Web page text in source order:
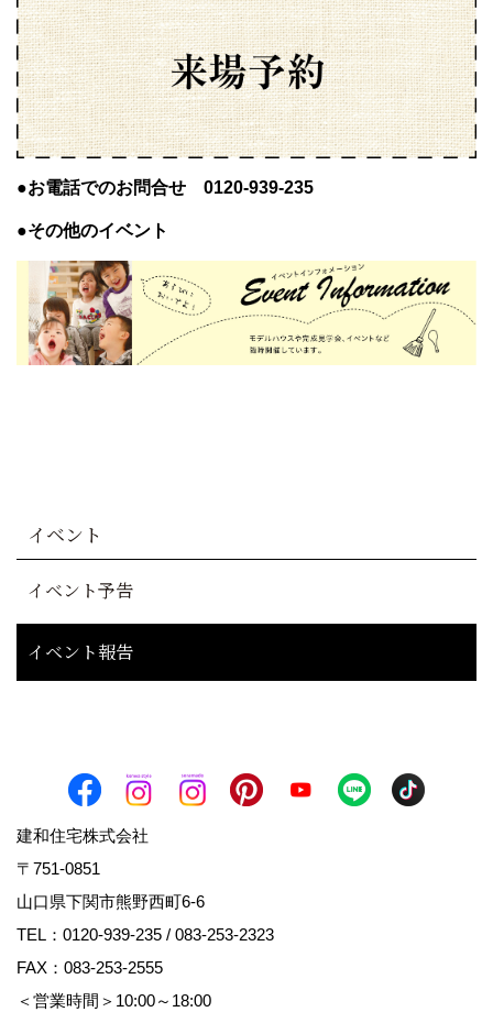
●お電話でのお問合せ 0120-939-235
●その他のイベント
イベント
イベント予告
イベント報告
建和住宅株式会社
〒751-0851
山口県下関市熊野西町6-6
TEL： 0120-939-235 / 083-253-2323
FAX：083-253-2555
＜営業時間＞10:00～18:00